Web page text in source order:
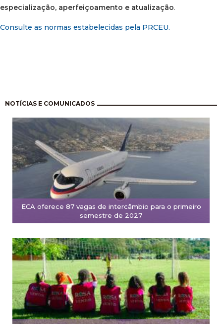
especialização, aperfeiçoamento e atualização.
Consulte as normas estabelecidas pela PRCEU.
NOTÍCIAS E COMUNICADOS
ECA oferece 87 vagas de intercâmbio para o primeiro
semestre de 2027
Paginación